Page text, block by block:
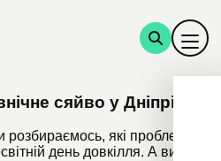
сяйво у Дніпрі?
які проблеми
день довкілля. А ви теж